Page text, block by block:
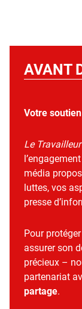
AVANT
Votre
Le
média
luttes, vos
presse
Pour
assurer son
précieux –
partenariat
partage.